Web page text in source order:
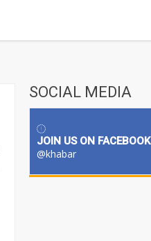
SOCIAL MEDIA
JOIN US ON FACEBOOK
@khabar